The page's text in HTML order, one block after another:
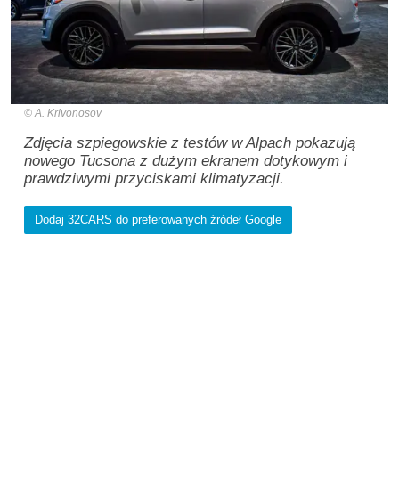
A. Krivonosov
Zdjęcia szpiegowskie z testów w Alpach pokazują
nowego Tucsona z dużym ekranem dotykowym i
prawdziwymi przyciskami klimatyzacji.
Dodaj 32CARS do preferowanych źródeł Google